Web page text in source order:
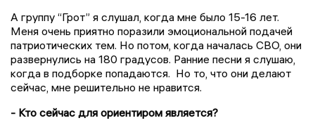
А группу “Грот” я слушал, когда мне было 15-16 лет.
Меня очень приятно поразили эмоциональной подачей
патриотических тем. Но потом, когда началась СВО, они
развернулись на 180 градусов. Ранние песни я слушаю,
когда в подборке попадаются. Но то, что они делают
сейчас, мне решительно не нравится.
- Кто сейчас для ориентиром является?